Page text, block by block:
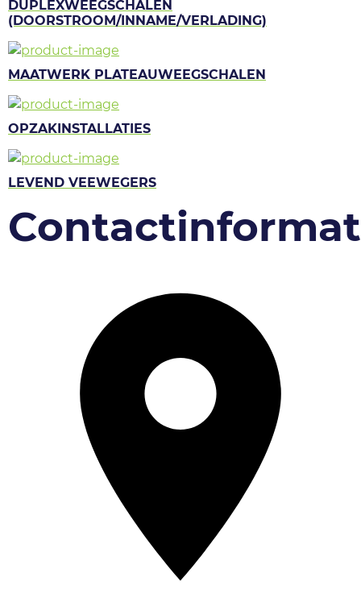
DUPLEXWEEGSCHALEN
(DOORSTROOM/INNAME/VERLADING)
MAATWERK PLATEAUWEEGSCHALEN
OPZAKINSTALLATIES
LEVEND VEEWEGERS